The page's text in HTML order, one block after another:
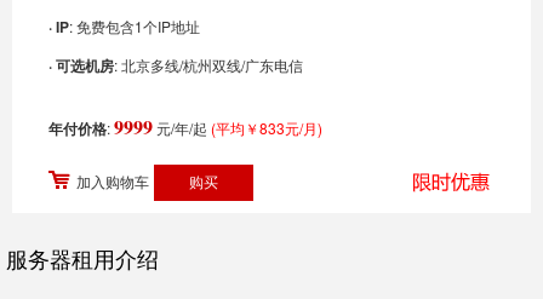
· IP: 免费包含1个IP地址
· 可选机房: 北京多线/杭州双线/广东电信
年付价格:9999元/年/起 (平均￥833元/月)
加入购物车
服务器租用介绍